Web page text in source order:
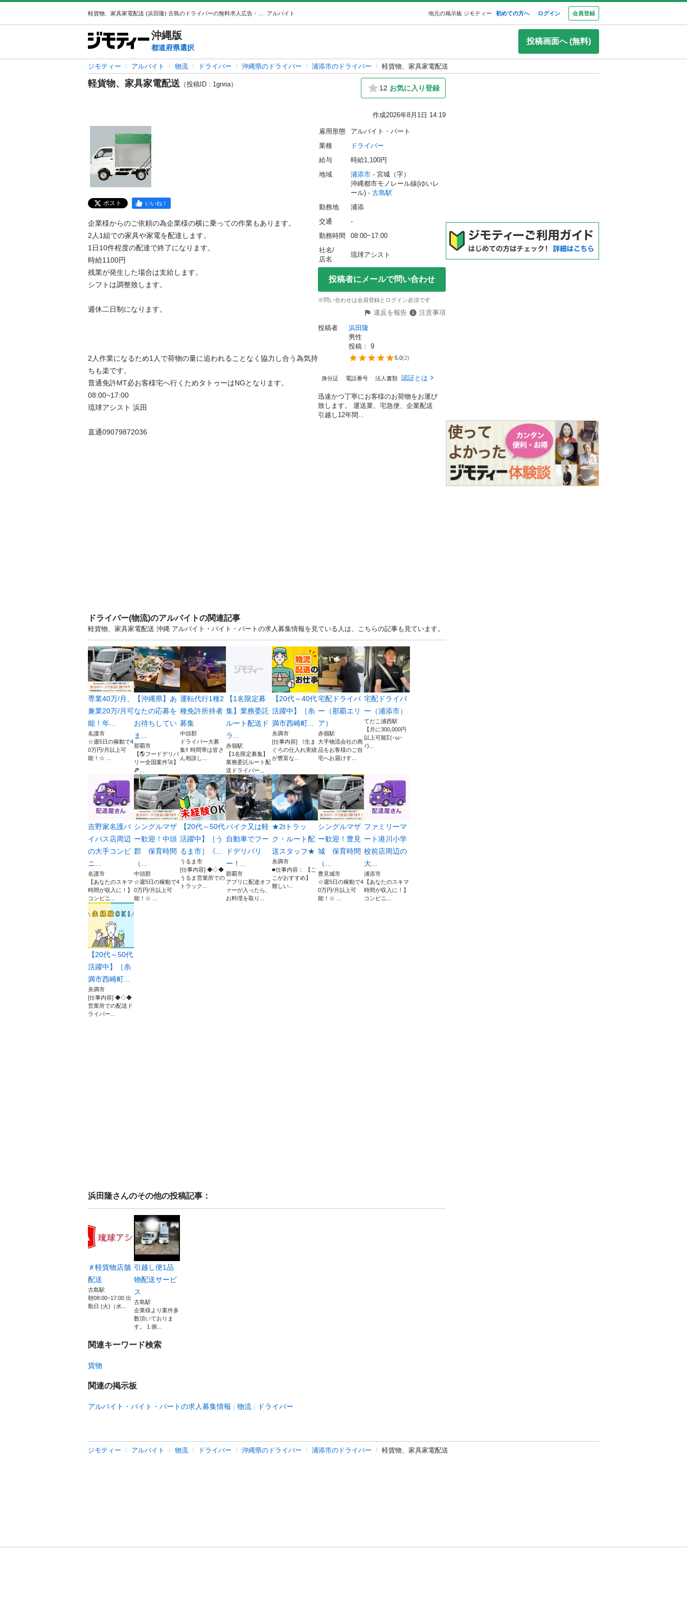
アルバイト 地元の掲示板 ジモティー 初めての方へ ログイン 会員登録
沖縄版
都道府県選択
投稿画面へ (無料)
ジモティー アルバイト 物流 ドライバー 沖縄県のドライバー 浦添市のドライバー 軽貨物、家具家電配送
軽貨物、家具家電配送 （投稿ID : 1gnria） 12 お気に入り登録
作成2026年8月1日 14:19
ポスト いいね！
企業様からのご依頼の為企業様の横に乗っての作業もあります。
2人1組での家具や家電を配達します。
1日10件程度の配達で終了になります。
時給1100円
残業が発生した場合は支給します。
シフトは調整致します。
週休二日制になります。
2人作業になるため1人で荷物の量に追われることなく協力し合う為気持
ちも楽です。
普通免許MT必お客様宅へ行くためタトゥーはNGとなります。
08:00~17:00
琉球アシスト 浜田
直通09079872036
雇用形態
アルバイト・パート
業種
ドライバー
給与
時給1,100円
地域
浦添市 - 宮城（字）
沖縄都市モノレール線(ゆいレ
ール) - 古島駅
勤務地
浦添
交通
-
勤務時間
08:00~17:00
社名/
店名
琉球アシスト
投稿者にメールで問い合わせ
※問い合わせは会員登録とログイン必須です
違反を報告
注意事項
投稿者
浜田隆
男性
投稿： 9
5.0(2)
身分証 電話番号 法人書類 認証とは
迅速かつ丁寧にお客様のお荷物をお運び
致します。 運送業、宅急便、企業配送
引越し12年間...
ドライバー(物流)のアルバイトの関連記事
軽貨物、家具家電配送 沖縄 アルバイト・バイト・パートの求人募集情報を見ている人は、こちらの記事も見ています。
専業40万/月、
兼業20万/月可
能！年...
名護市
☆週5日の稼動で4
0万円/月以上可
能！☆ ...
【沖縄県】あ
なたの応募を
お待ちしてい
ま...
那覇市
【🌎フードデリバ
リー全国案件🚀】
🍕...
運転代行1種2
種免許所持者
募集
中頭郡
ドライバー大募
集‼️ 時間帯は皆さ
ん相談し...
【1名限定募
集】業務委託
ルート配送ド
ラ...
赤嶺駅
【1名限定募集】
業務委託ルート配
送ドライバー...
【20代～40代
活躍中】［糸
満市西崎町...
糸満市
[仕事内容] 《生ま
ぐろの仕入れ実績
が豊富な...
宅配ドライバ
ー（那覇エリ
ア）
赤嶺駅
大手物流会社の商
品をお客様のご自
宅へお届けす...
宅配ドライバ
ー（浦添市）
てだこ浦西駅
【月に300,000円
以上可能Σ(･ω･
ﾉ)...
吉野家名護バ
イパス店周辺
の大手コンビ
ニ...
名護市
【あなたのスキマ
時間が収入に！】
コンビニ...
シングルマザ
ー歓迎！中頭
郡 保育時間
（...
中頭郡
☆週5日の稼動で4
0万円/月以上可
能！☆ ...
【20代～50代
活躍中】［う
るま市］《...
うるま市
[仕事内容] ◆◇◆
うるま営業所での
トラック...
バイク又は軽
自動車でフー
ドデリバリ
ー！...
那覇市
アプリに配達オフ
ァーが入ったら、
お料理を取り...
★2tトラッ
ク・ルート配
送スタッフ★
糸満市
■仕事内容： 【こ
こがおすすめ】
難しい...
シングルマザ
ー歓迎！豊見
城 保育時間
（...
豊見城市
☆週5日の稼動で4
0万円/月以上可
能！☆ ...
ファミリーマ
ート港川小学
校前店周辺の
大...
浦添市
【あなたのスキマ
時間が収入に！】
コンビニ...
【20代～50代
活躍中】［糸
満市西崎町...
糸満市
[仕事内容] ◆◇◆
営業所での配送ド
ライバー...
浜田隆さんのその他の投稿記事：
＃軽貨物店舗
配送
古島駅
朝08:00~17:00 出
勤日 (火)（水...
引越し便1品
物配送サービ
ス
古島駅
企業様より案件多
数頂いておりま
す。 1.個...
関連キーワード検索
貨物
関連の掲示板
アルバイト・バイト・パートの求人募集情報 物流 ドライバー
ジモティー アルバイト 物流 ドライバー 沖縄県のドライバー 浦添市のドライバー 軽貨物、家具家電配送